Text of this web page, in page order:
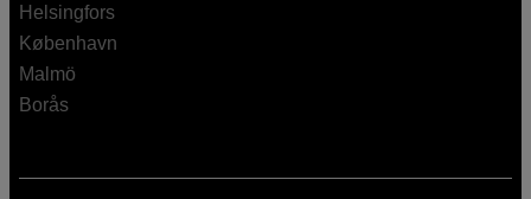
Helsingfors
København
Malmö
Borås